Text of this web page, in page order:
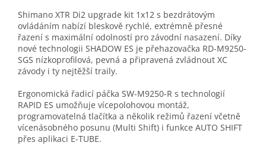
Shimano XTR Di2 upgrade kit 1x12 s bezdrátovým
ovládáním nabízí bleskově rychlé, extrémně přesné
řazení s maximální odolností pro závodní nasazení. Díky
nové technologii SHADOW ES je přehazovačka RD-M9250-
SGS nízkoprofilová, pevná a připravená zvládnout XC
závody i ty nejtěžší traily.
Ergonomická řadicí páčka SW-M9250-R s technologií
RAPID ES umožňuje vícepolohovou montáž,
programovatelná tlačítka a několik režimů řazení včetně
vícenásobného posunu (Multi Shift) i funkce AUTO SHIFT
přes aplikaci E-TUBE.